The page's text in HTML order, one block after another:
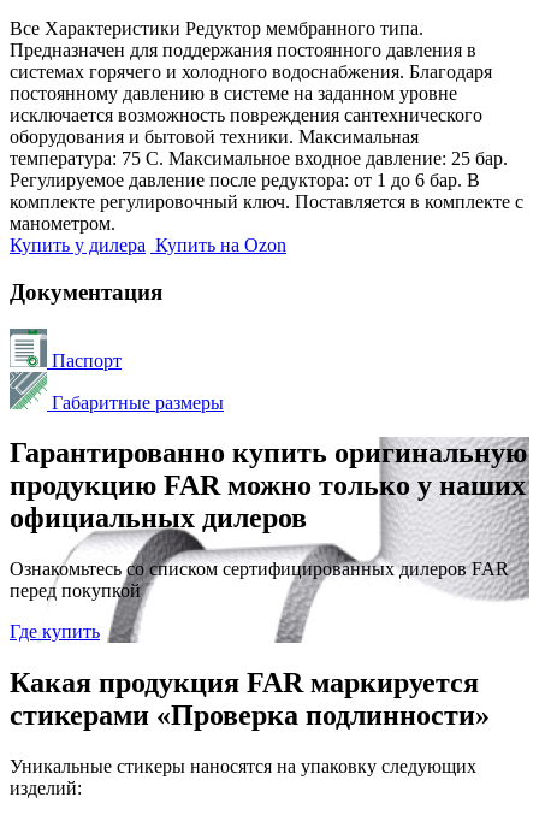
Все Характеристики Редуктор мембранного типа.
Предназначен для поддержания постоянного давления в
системах горячего и холодного водоснабжения. Благодаря
постоянному давлению в системе на заданном уровне
исключается возможность повреждения сантехнического
оборудования и бытовой техники. Максимальная
температура: 75 С. Максимальное входное давление: 25 бар.
Регулируемое давление после редуктора: от 1 до 6 бар. В
комплекте регулировочный ключ. Поставляется в комплекте с
манометром.
Купить у дилера Купить на Ozon
Документация
Паспорт
Габаритные размеры
Гарантированно купить оригинальную
продукцию FAR можно только у наших
официальных дилеров
Ознакомьтесь со списком сертифицированных дилеров FAR
перед покупкой
Где купить
Какая продукция FAR маркируется
стикерами «Проверка подлинности»
Уникальные стикеры наносятся на упаковку следующих
изделий: